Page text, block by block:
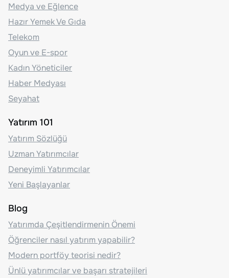
Medya ve Eğlence
Hazır Yemek Ve Gıda
Telekom
Oyun ve E-spor
Kadın Yöneticiler
Haber Medyası
Seyahat
Yatırım 101
Yatırım Sözlüğü
Uzman Yatırımcılar
Deneyimli Yatırımcılar
Yeni Başlayanlar
Blog
Yatırımda Çeşitlendirmenin Önemi
Öğrenciler nasıl yatırım yapabilir?
Modern portföy teorisi nedir?
Ünlü yatırımcılar ve başarı stratejileri